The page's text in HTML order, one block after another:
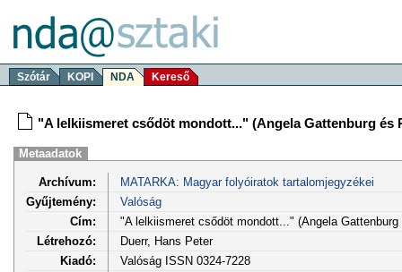
Szótár KOPI NDA Kereső
"A lelkiismeret csődöt mondott..." (Angela Gattenburg és
Metaadatok
Archívum:
MATARKA: Magyar folyóiratok tartalomjegyzékei
Gyűjtemény:
Valóság
Cím:
"A lelkiismeret csődöt mondott..." (Angela
Létrehozó:
Duerr, Hans Peter
Kiadó:
Valóság ISSN 0324-7228